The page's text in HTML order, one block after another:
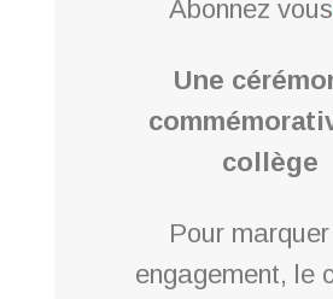
Abonnez vous
Une
collège
Pour
engagement, le